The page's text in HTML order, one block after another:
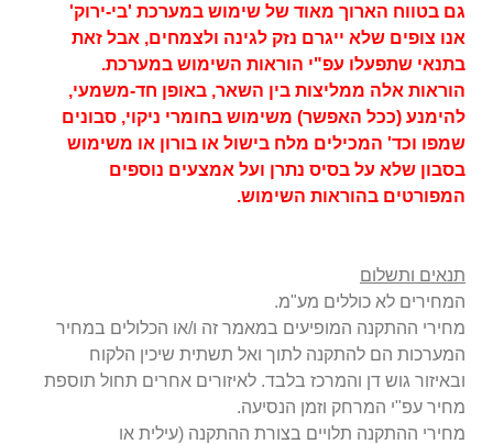
גם בטווח הארוך מאוד של שימוש במערכת 'בי-ירוק'
אנו צופים שלא ייגרם נזק לגינה ולצמחים, אבל זאת
בתנאי שתפעלו עפ"י הוראות השימוש במערכת.
הוראות אלה ממליצות בין השאר, באופן חד-משמעי,
להימנע (ככל האפשר) משימוש בחומרי ניקוי, סבונים
שמפו וכד' המכילים מלח בישול או בורון או משימוש
בסבון שלא על בסיס נתרן ועל אמצעים נוספים
המפורטים בהוראות השימוש.
תנאים ותשלום
המחירים לא כוללים מע"מ.
מחירי ההתקנה המופיעים במאמר זה ו/או הכלולים במחיר
המערכות הם להתקנה לתוך ואל תשתית שיכין הלקוח
ובאיזור גוש דן והמרכז בלבד. לאיזורים אחרים תחול תוספת
מחיר עפ"י המרחק וזמן הנסיעה.
מחירי ההתקנה תלויים בצורת ההתקנה (עילית או